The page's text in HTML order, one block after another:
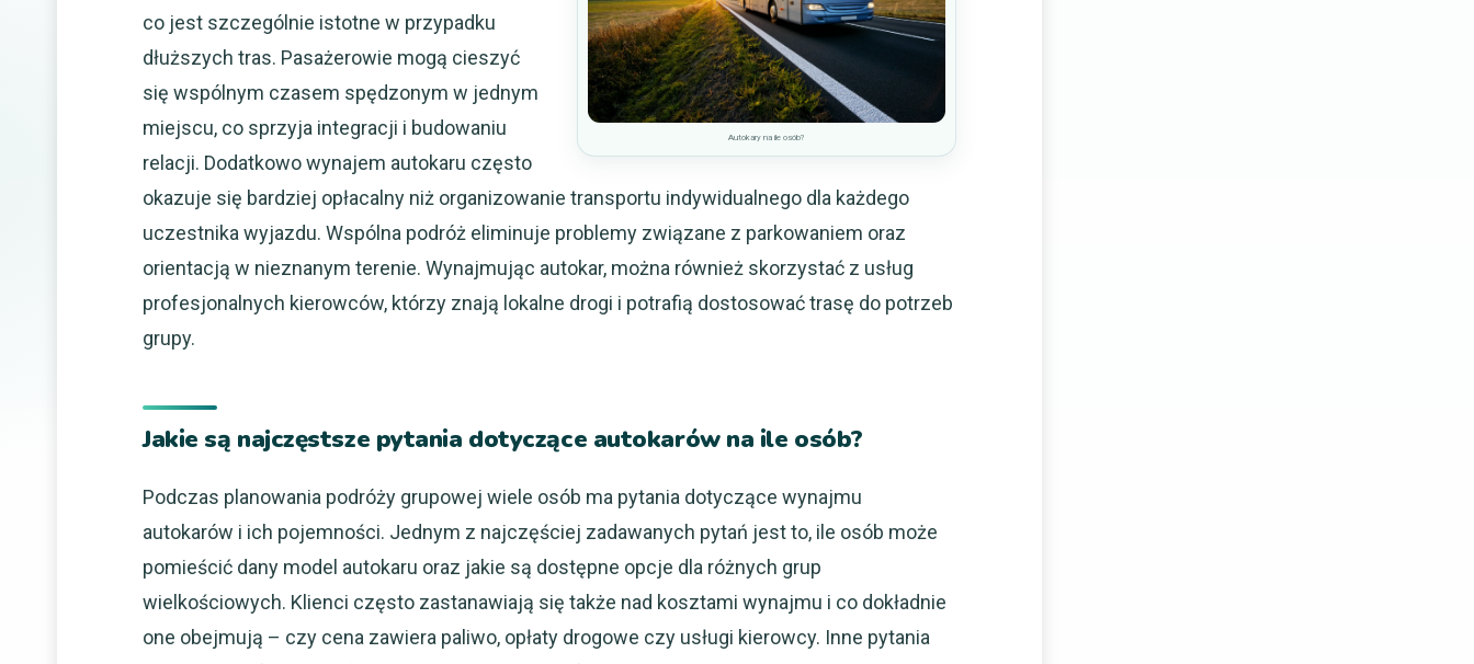
Autokary na ile osób?
co jest szczególnie istotne w przypadku
dłuższych tras. Pasażerowie mogą cieszyć
się wspólnym czasem spędzonym w jednym
miejscu, co sprzyja integracji i budowaniu
relacji. Dodatkowo wynajem autokaru często
okazuje się bardziej opłacalny niż organizowanie transportu indywidualnego dla każdego
uczestnika wyjazdu. Wspólna podróż eliminuje problemy związane z parkowaniem oraz
orientacją w nieznanym terenie. Wynajmując autokar, można również skorzystać z usług
profesjonalnych kierowców, którzy znają lokalne drogi i potrafią dostosować trasę do potrzeb
grupy.
Jakie są najczęstsze pytania dotyczące autokarów na ile osób?
Podczas planowania podróży grupowej wiele osób ma pytania dotyczące wynajmu
autokarów i ich pojemności. Jednym z najczęściej zadawanych pytań jest to, ile osób może
pomieścić dany model autokaru oraz jakie są dostępne opcje dla różnych grup
wielkościowych. Klienci często zastanawiają się także nad kosztami wynajmu i co dokładnie
one obejmują – czy cena zawiera paliwo, opłaty drogowe czy usługi kierowcy. Inne pytania